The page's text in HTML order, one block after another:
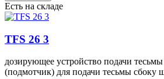
Есть на складе
TFS 26 3
дозирующее устройство подачи
(подмотчик) для подачи тесьмы сбоку